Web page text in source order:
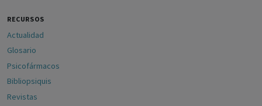
RECURSOS
Actualidad
Glosario
Psicofármacos
Bibliopsiquis
Revistas